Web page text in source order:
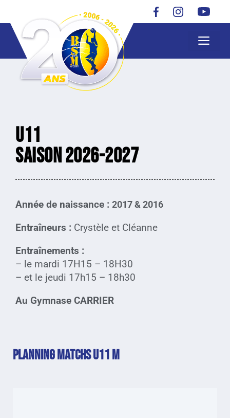
U11
Saison 2026-2027
Année de naissance : 2017 & 2016
Entraîneurs : Crystèle et Cléanne
Entraînements :
– le mardi 17H15 – 18H30
– et le jeudi 17h15 – 18h30
Au Gymnase CARRIER
PLANNING MATCHS U11 M